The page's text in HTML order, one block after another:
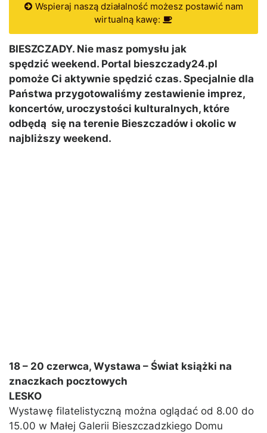
Wspieraj naszą działalność możesz postawić nam
wirtualną kawę:
BIESZCZADY. Nie masz pomysłu jak
spędzić weekend. Portal bieszczady24.pl
pomoże Ci aktywnie spędzić czas. Specjalnie dla
Państwa przygotowaliśmy zestawienie imprez,
koncertów, uroczystości kulturalnych, które
odbędą się na terenie Bieszczadów i okolic w
najbliższy weekend.
18 – 20 czerwca, Wystawa – Świat książki na
znaczkach pocztowych
LESKO
Wystawę filatelistyczną można oglądać od 8.00 do
15.00 w Małej Galerii Bieszczadzkiego Domu